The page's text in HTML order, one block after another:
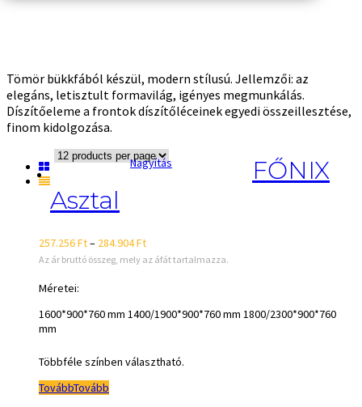
Tömör bükkfából készül, modern stílusú. Jellemzői: az
elegáns, letisztult formavilág, igényes megmunkálás.
Díszítőeleme a frontok díszítőléceinek egyedi összeillesztése,
finom kidolgozása.
Nagyítás
FŐNIX
Asztal
257.256Ft– 284.904Ft
Az ár bruttó összeg, mely az áfát tartalmazza.
Méretei:
1600*900*760 mm 1400/1900*900*760 mm 1800/2300*900*760
mm
Többféle színben választható.
TovábbTovább